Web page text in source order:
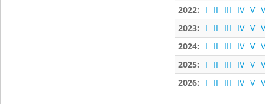
2022:
I II III IV V
2023:
I II III IV V
2024:
I II III IV V
2025:
I II III IV V
2026:
I II III IV V